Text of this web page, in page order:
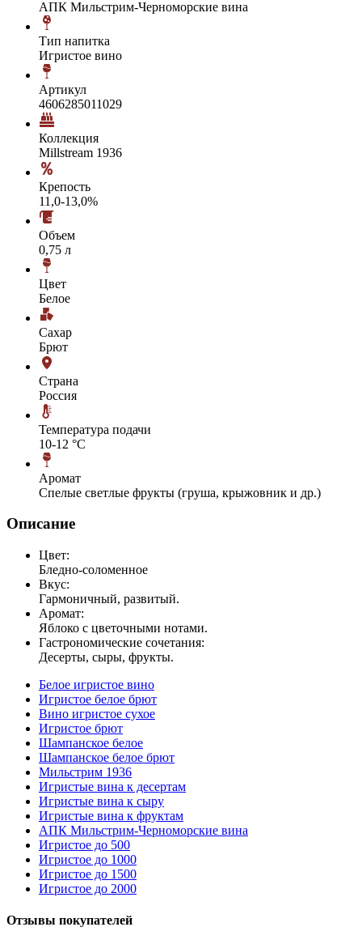
АПК Мильстрим-Черноморские вина
Тип напитка
Игристое вино
Артикул
4606285011029
Коллекция
Millstream 1936
Крепость
11,0-13,0%
Объем
0,75 л
Цвет
Белое
Сахар
Брют
Страна
Россия
Температура подачи
10-12 °С
Аромат
Спелые светлые фрукты (груша, крыжовник и др.)
Описание
Цвет:
Бледно-соломенное
Вкус:
Гармоничный, развитый.
Аромат:
Яблоко с цветочными нотами.
Гастрономические сочетания:
Десерты, сыры, фрукты.
Белое игристое вино
Игристое белое брют
Вино игристое сухое
Игристое брют
Шампанское белое
Шампанское белое брют
Мильстрим 1936
Игристые вина к десертам
Игристые вина к сыру
Игристые вина к фруктам
АПК Мильстрим-Черноморские вина
Игристое до 500
Игристое до 1000
Игристое до 1500
Игристое до 2000
Отзывы покупателей